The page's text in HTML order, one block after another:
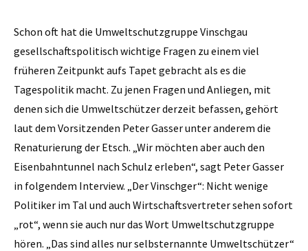
Schon oft hat die Umweltschutzgruppe Vinschgau
gesellschaftspolitisch wichtige Fragen zu einem viel
früheren Zeitpunkt aufs Tapet gebracht als es die
Tagespolitik macht. Zu jenen Fragen und Anliegen, mit
denen sich die Umweltschützer derzeit befassen, gehört
laut dem Vorsitzenden Peter Gasser unter anderem die
Renaturierung der Etsch. „Wir möchten aber auch den
Eisenbahntunnel nach Schulz erleben“, sagt Peter Gasser
in folgendem Interview. „Der Vinschger“: Nicht wenige
Politiker im Tal und auch Wirtschaftsvertreter sehen sofort
„rot“, wenn sie auch nur das Wort Umweltschutz­gruppe
hören. „Das sind alles nur selbsternannte Umweltschützer“